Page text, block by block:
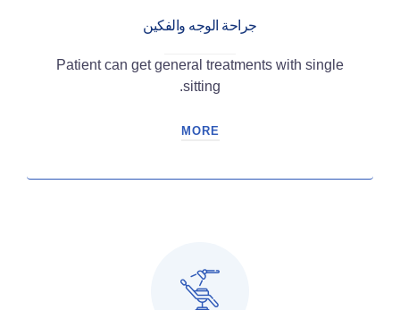
جراحة الوجه والفكين
Patient can get general treatments with single
sitting.
MORE